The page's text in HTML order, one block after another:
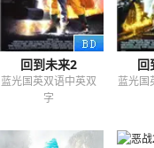
回到未来2
蓝光国英双语中英双
字
回
蓝光国